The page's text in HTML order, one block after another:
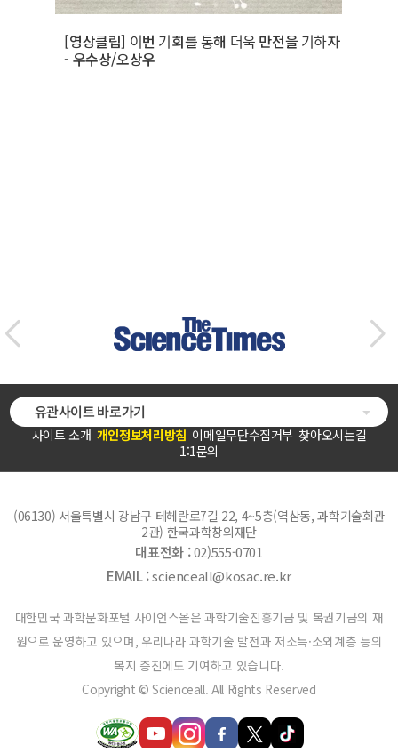
[영상클립] 이번 기회를 통해 더욱 만전을 기하자
- 우수상/오상우
사이트 소개 개인정보처리방침 이메일무단수집거부 찾아오시는길
1:1문의
유관사이트 바로가기
(06130) 서울특별시 강남구 테헤란로7길 22, 4~5층(역삼동, 과학기술회관
2관) 한국과학창의재단
대표전화 :02)555-0701
EMAIL :scienceall@kosac.re.kr
대한민국 과학문화포털 사이언스올은 과학기술진흥기금 및 복권기금의 재
원으로 운영하고 있으며, 우리나라 과학기술 발전과 저소득·소외계층 등의
복지 증진에도 기여하고 있습니다.
Copyright © Scienceall. All Rights Reserved